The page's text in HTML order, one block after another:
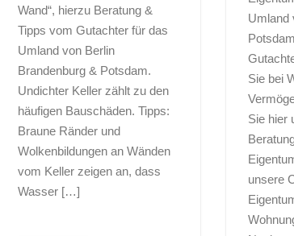
Wand“, hierzu Beratung &
Tipps vom Gutachter für das
Umland von Berlin
Brandenburg & Potsdam.
Undichter Keller zählt zu den
häufigen Bauschäden. Tipps:
Braune Ränder und
Wolkenbildungen an Wänden
vom Keller zeigen an, dass
Wasser […]
Umland
Sie bei
Sie hier
unsere